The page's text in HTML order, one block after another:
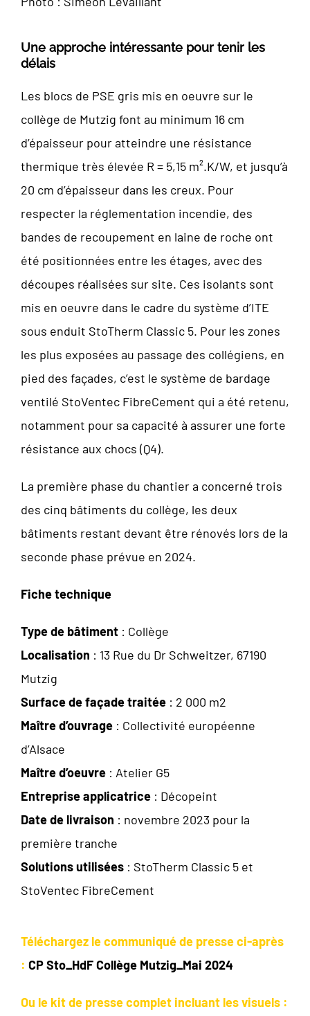
Une approche intéressante pour tenir les
délais
Les blocs de PSE gris mis en oeuvre sur le
collège de Mutzig font au minimum 16 cm
d’épaisseur pour atteindre une résistance
thermique très élevée R = 5,15 m².K/W, et jusqu’à
20 cm d’épaisseur dans les creux. Pour
respecter la réglementation incendie, des
bandes de recoupement en laine de roche ont
été positionnées entre les étages, avec des
découpes réalisées sur site. Ces isolants sont
mis en oeuvre dans le cadre du système d’ITE
sous enduit StoTherm Classic 5. Pour les zones
les plus exposées au passage des collégiens, en
pied des façades, c’est le système de bardage
ventilé StoVentec FibreCement qui a été retenu,
notamment pour sa capacité à assurer une forte
résistance aux chocs (Q4).
La première phase du chantier a concerné trois
des cinq bâtiments du collège, les deux
bâtiments restant devant être rénovés lors de la
seconde phase prévue en 2024.
Fiche technique
Type de bâtiment: Collège
Localisation : 13 Rue du Dr Schweitzer, 67190
Mutzig
Surface de façade traitée: 2 000 m2
Maître d’ouvrage: Collectivité européenne
d’Alsace
Maître d’oeuvre: Atelier G5
Entreprise applicatrice: Décopeint
Date de livraison : novembre 2023 pour la
première tranche
Solutions utilisées: StoTherm Classic 5 et
StoVentec FibreCement
Téléchargez le communiqué de presse ci-après
: CP Sto_HdF Collège Mutzig_Mai 2024
Ou le kit de presse complet incluant les visuels :